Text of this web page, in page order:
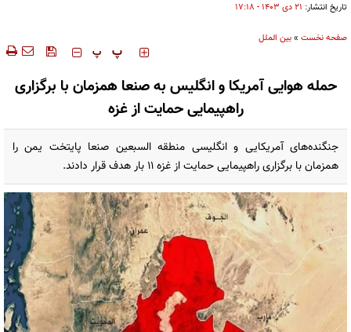
تاریخ انتشار: ۲۱ دی ۱۴۰۳ - ۱۷:۱۸
صفحه نخست »بین الملل
‍‍‍ پ پ
حمله هوایی آمریکا و انگلیس به صنعا همزمان با برگزاری
راهپیمایی حمایت از غزه
جنگنده‌های آمریکایی و انگلیسی منطقه السبعین صنعا پایتخت یمن را
همزمان با برگزاری راهپیمایی حمایت از غزه ۱۱ بار هدف قرار دادند.